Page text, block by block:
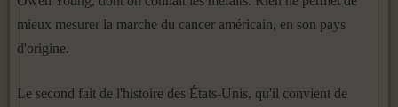
mieux mesurer la mar­che du cancer américain, en son pays
d'origine.
Le second fait de l'histoire des États-Unis, qu'il convient de